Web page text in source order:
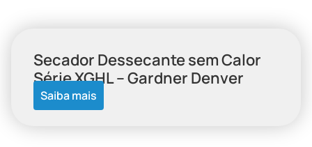
Secador Dessecante sem Calor
Série XGHL – Gardner Denver
Saiba mais